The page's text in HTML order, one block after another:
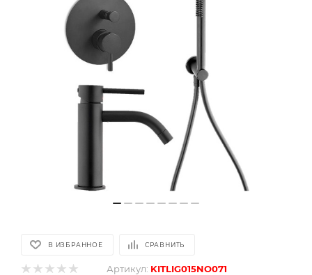
В ИЗБРАННОЕ СРАВНИТЬ
Артикул: KITLIG015NO071